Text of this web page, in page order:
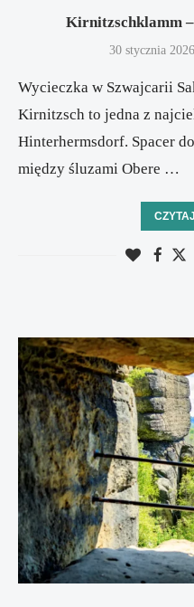
Kirnitzschklamm
30 stycznia 2026
Wycieczka w Szwajcarii
Kirnitzsch to jedna z
Hinterhermsdorf. Spacer
między śluzami Obere …